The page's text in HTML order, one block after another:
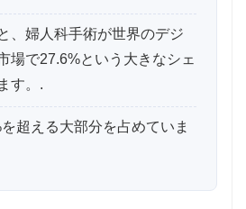
、婦人科手術が世界のデジ
場で27.6%という大きなシェ
す。.
超える大部分を占めていま